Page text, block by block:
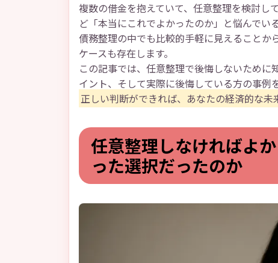
複数の借金を抱えていて、任意整理を検討し
ど「本当にこれでよかったのか」と悩んでい
債務整理の中でも比較的手軽に見えることか
ケースも存在します。
この記事では、任意整理で後悔しないため
イント、そして実際に後悔している方の事例
正しい判断ができれば、あなたの経済的な未
任意整理しなければよ
った選択だったのか